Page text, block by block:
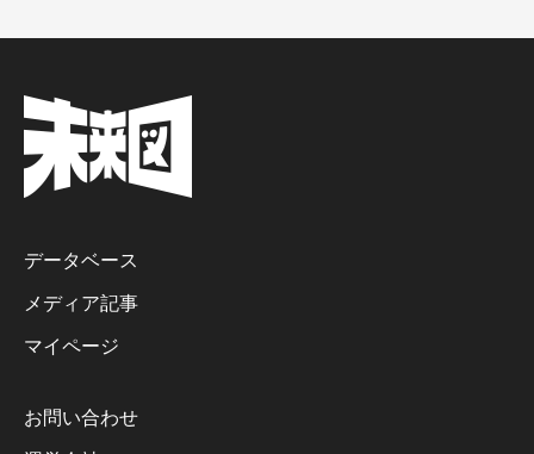
データベース
メディア記事
マイページ
お問い合わせ